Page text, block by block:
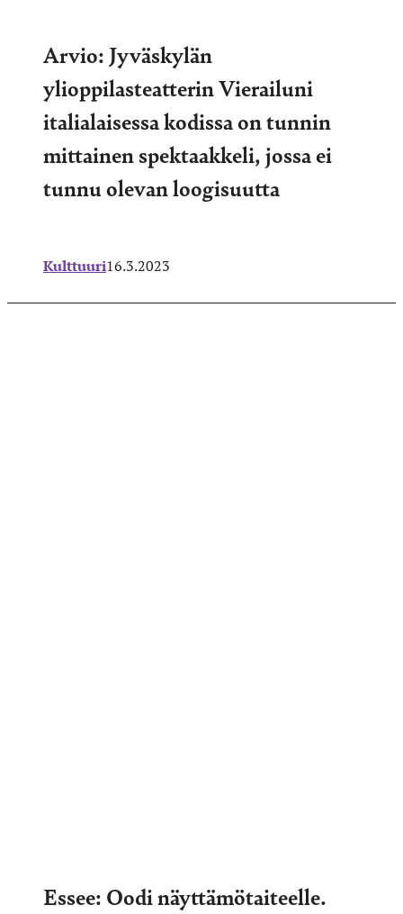
Arvio: Jyväskylän
ylioppilasteatterin Vierailuni
italialaisessa kodissa on tunnin
mittainen spektaakkeli, jossa ei
tunnu olevan loogisuutta
Kulttuuri16.3.2023
Essee: Oodi näyttämötaiteelle.